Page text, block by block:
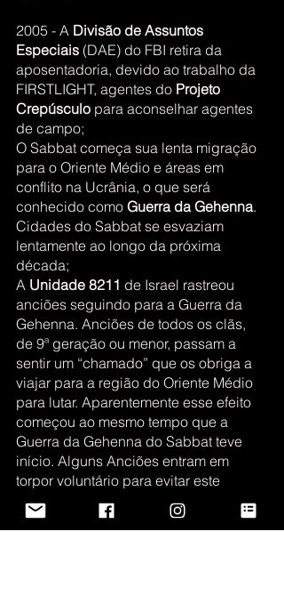
2005 - A Divisão de Assuntos
Especiais (DAE) do FBI retira da
aposentadoria, devido ao trabalho da
FIRSTLIGHT, agentes do Projeto
Crepúsculo para aconselhar agentes
de campo;
O Sabbat começa sua lenta migração
para o Oriente Médio e áreas em
conflito na Ucrânia, o que será
conhecido como Guerra da Gehenna.
Cidades do Sabbat se esvaziam
lentamente ao longo da próxima
década;
A Unidade 8211 de Israel rastreou
anciões seguindo para a Guerra da
Gehenna. Anciões de todos os clãs,
de 9ª geração ou menor, passam a
sentir um “chamado” que os obriga a
viajar para a região do Oriente Médio
para lutar. Aparentemente esse efeito
começou ao mesmo tempo que a
Guerra da Gehenna do Sabbat teve
início. Alguns Anciões entram em
torpor voluntário para evitar este
fenômeno conhecido como
Beckoning “ (O Chamado ou